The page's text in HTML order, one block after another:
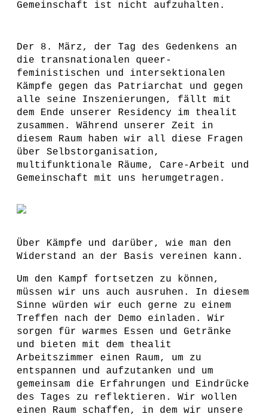
Gemeinschaft ist nicht aufzuhalten.
Der 8. März, der Tag des Gedenkens an
die transnationalen queer-
feministischen und intersektionalen
Kämpfe gegen das Patriarchat und gegen
alle seine Inszenierungen, fällt mit
dem Ende unserer Residency im thealit
zusammen. Während unserer Zeit in
diesem Raum haben wir all diese Fragen
über Selbstorganisation,
multifunktionale Räume, Care-Arbeit und
Gemeinschaft mit uns herumgetragen.
Über Kämpfe und darüber, wie man den
Widerstand an der Basis vereinen kann.
Um den Kampf fortsetzen zu können,
müssen wir uns auch ausruhen. In diesem
Sinne würden wir euch gerne zu einem
Treffen nach der Demo einladen. Wir
sorgen für warmes Essen und Getränke
und bieten mit dem thealit
Arbeitszimmer einen Raum, um zu
entspannen und aufzutanken und um
gemeinsam die Erfahrungen und Eindrücke
des Tages zu reflektieren. Wir wollen
einen Raum schaffen, in dem wir unsere